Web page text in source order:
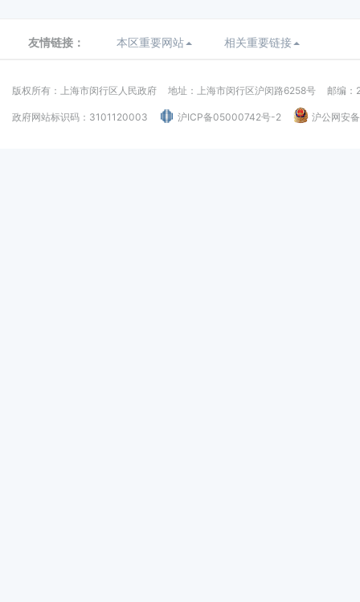
友情链接： 本区重要网站 相关重要链接
版权所有：上海市闵行区人民政府 地址：上海市闵行区沪闵路6258号 邮编：
政府网站标识码：3101120003 沪ICP备05000742号-2 沪公网安